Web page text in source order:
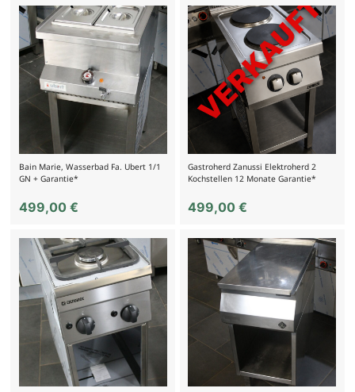
Bain Marie, Wasserbad Fa. Ubert 1/1
GN + Garantie*
499,00 €
Gastroherd Zanussi Elektroherd 2
Kochstellen 12 Monate Garantie*
499,00€